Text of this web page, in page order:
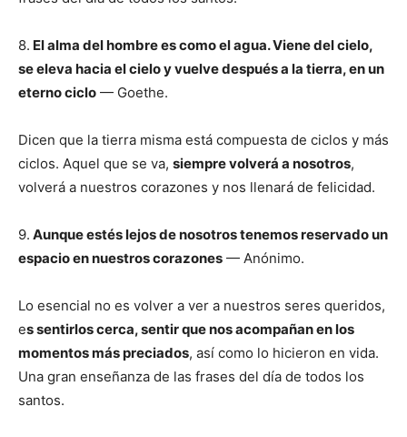
8. El alma del hombre es como el agua. Viene del cielo,
se eleva hacia el cielo y vuelve después a la tierra, en un
eterno ciclo — Goethe.
Dicen que la tierra misma está compuesta de ciclos y más
ciclos. Aquel que se va, siempre volverá a nosotros,
volverá a nuestros corazones y nos llenará de felicidad.
9. Aunque estés lejos de nosotros tenemos reservado un
espacio en nuestros corazones — Anónimo.
Lo esencial no es volver a ver a nuestros seres queridos,
es sentirlos cerca, sentir que nos acompañan en los
momentos más preciados, así como lo hicieron en vida.
Una gran enseñanza de las frases del día de todos los
santos.